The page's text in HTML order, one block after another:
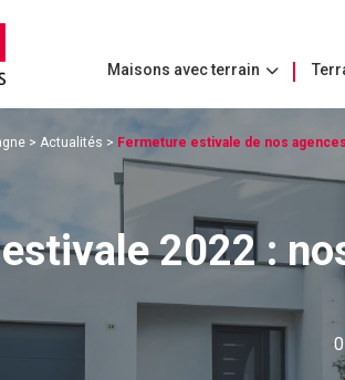
Maisons avec terrain
> Actualités > Fermeture estivale de nos
2022 :